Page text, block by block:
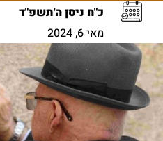
כ"ח ניסן ה'תשפ"ד
מאי 6, 2024